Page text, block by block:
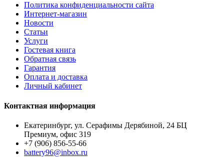
Политика конфиденциальности сайта
Интернет-магазин
Новости
Статьи
Услуги
Гостевая книга
Обратная связь
Гарантия
Оплата и доставка
Личный кабинет
Контактная информация
Екатеринбург, ул. Серафимы Дерябиной, 24 БЦ
Премиум, офис 319
+7 (906) 856-55-66
battery96@inbox.ru